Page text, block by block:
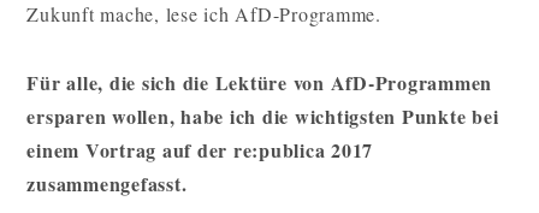
Zukunft mache, lese ich AfD-Programme.
Für alle, die sich die Lektüre von AfD-Programmen
ersparen wollen, habe ich die wichtigsten Punkte bei
einem Vortrag auf der re:publica 2017
zusammengefasst.